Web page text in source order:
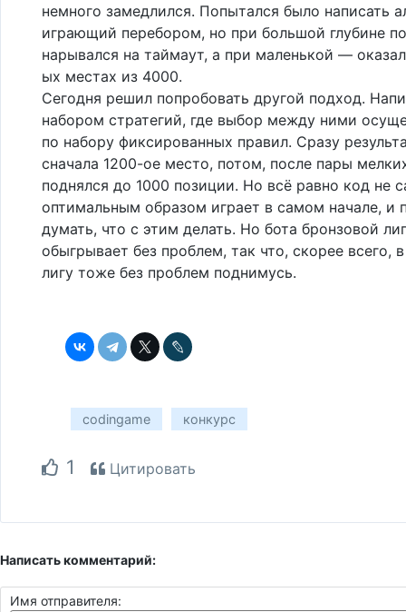
немного замедлился. Попытался было написать
играющий перебором, но при большой глубине
нарывался на таймаут, а при маленькой —
ых местах из 4000.
Сегодня решил попробовать другой подход.
набором стратегий, где выбор между ними
по набору фиксированных правил. Сразу
сначала 1200-ое место, потом, после пары
поднялся до 1000 позиции. Но всё равно код не
оптимальным образом играет в самом начале, и
думать, что с этим делать. Но бота бронзовой
обыгрывает без проблем, так что, скорее всего,
лигу тоже без проблем поднимусь.
codingame конкурс
1 Цитировать
Написать комментарий:
Имя отправителя: